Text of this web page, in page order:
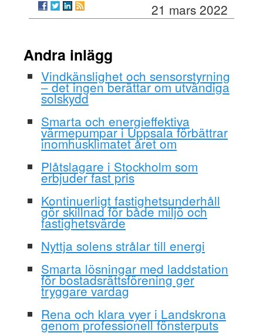
21 mars 2022
Andra inlägg
Vindkänslighet och sensorstyrning
– det ingen berättar om utvändiga
solskydd
Smarta och energieffektiva
värmepumpar i Uppsala förbättrar
inomhusklimatet året om
Plåtslagare i Stockholm som
erbjuder fast pris
Kontinuerligt fastighetsunderhåll
gör skillnad för både miljö och
fastighetsvärde
Nyttja solens strålar till energi
Smarta lösningar med laddstation
för bostadsrättsförening ger
tryggare vardag
Rena och klara vyer i Landskrona
genom professionell fönsterputs